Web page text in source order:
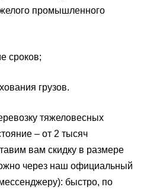
промышленного
сроков;
грузов.
тяжеловесных
– от 2 тысяч
вам скидку в размере
через наш официальный
быстро, по